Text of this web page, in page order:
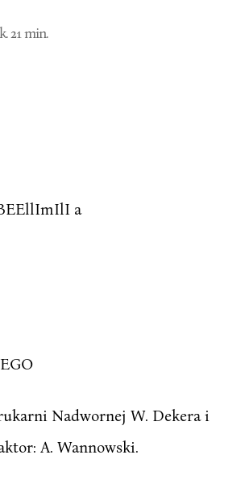
21 min.
a
Nadwornej W. Dekera i
A. Wannowski.